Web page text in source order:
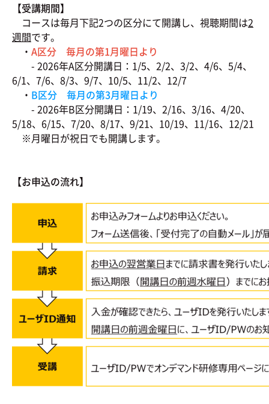
【受講期間】
コースは毎月下記2つの区分にて開講し、視聴期間は2
週間です。
・ A区分 毎月の第1月曜日より
- 2026年A区分開講日：1/5、2/2、3/2、4/6、5/4、
6/1、7/6、8/3、9/7、10/5、11/2、12/7
・ B区分 毎月の第3月曜日より
- 2026年B区分開講日：1/19、2/16、3/16、4/20、
5/18、6/15、7/20、8/17、9/21、10/19、11/16、12/21
※月曜日が祝日でも開講します。
【お申込の流れ】